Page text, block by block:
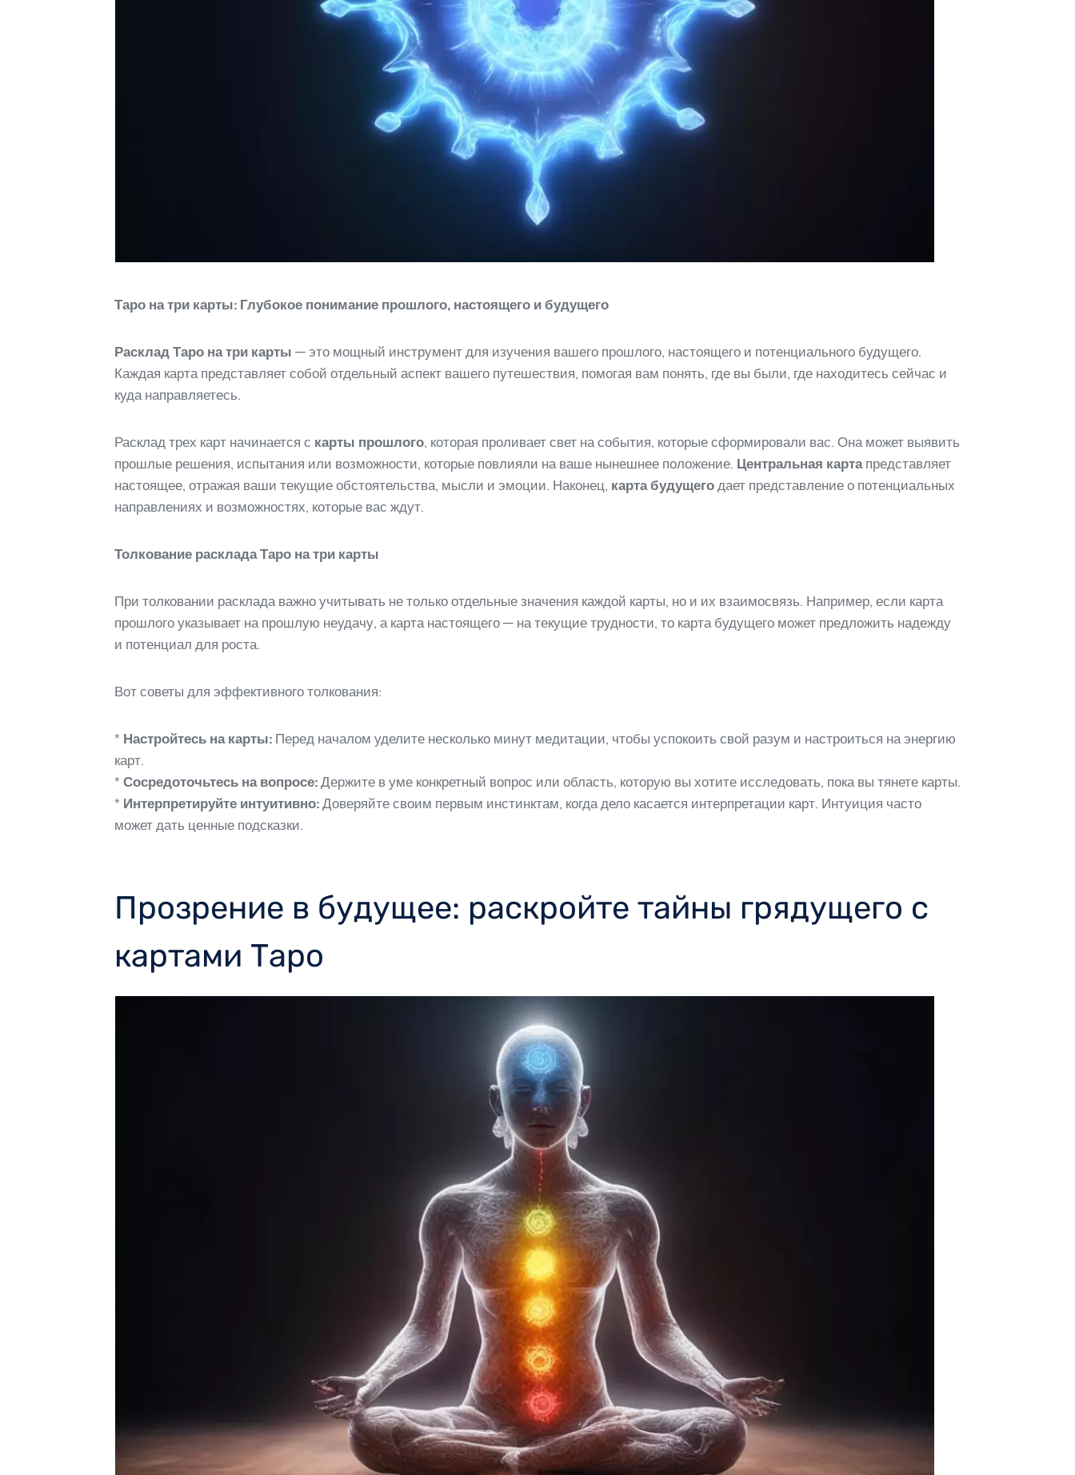
Таро на три карты: Глубокое понимание прошлого, настоящего и будущего
Расклад Таро на три карты — это мощный инструмент для изучения вашего прошлого, настоящего и потенциального будущего.
Каждая карта представляет собой отдельный аспект вашего путешествия, помогая вам понять, где вы были, где находитесь сейчас и
куда направляетесь.
Расклад трех карт начинается с карты прошлого, которая проливает свет на события, которые сформировали вас. Она может выявить
прошлые решения, испытания или возможности, которые повлияли на ваше нынешнее положение. Центральная картапредставляет
настоящее, отражая ваши текущие обстоятельства, мысли и эмоции. Наконец, карта будущего дает представление о потенциальных
направлениях и возможностях, которые вас ждут.
Толкование расклада Таро на три карты
При толковании расклада важно учитывать не только отдельные значения каждой карты, но и их взаимосвязь. Например, если карта
прошлого указывает на прошлую неудачу, а карта настоящего — на текущие трудности, то карта будущего может предложить надежду
и потенциал для роста.
Вот советы для эффективного толкования:
* Настройтесь на карты: Перед началом уделите несколько минут медитации, чтобы успокоить свой разум и настроиться на энергию
карт.
* Сосредоточьтесь на вопросе: Держите в уме конкретный вопрос или область, которую вы хотите исследовать, пока вы тянете карты.
* Интерпретируйте интуитивно: Доверяйте своим первым инстинктам, когда дело касается интерпретации карт. Интуиция часто
может дать ценные подсказки.
Прозрение в будущее: раскройте тайны грядущего с
картами Таро